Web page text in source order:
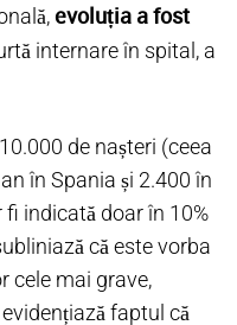
evoluția a fost
internare în spital, a
de nașteri (ceea
în Spania și 2.400 în
indicată doar în 10%
că este vorba
cele mai grave,
faptul că